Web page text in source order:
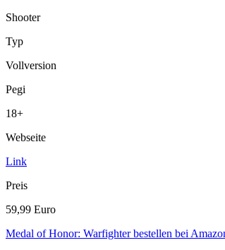
Shooter
Typ
Vollversion
Pegi
18+
Webseite
Link
Preis
59,99 Euro
Medal of Honor: Warfighter bestellen bei